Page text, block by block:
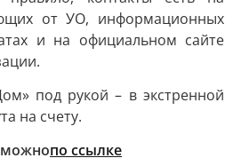
от УО, информационных
и на официальном сайте
под рукой – в экстренной
на счету.
можнопо ссылке